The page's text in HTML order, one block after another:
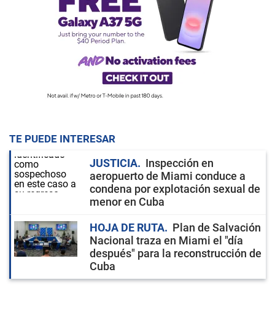
TE PUEDE INTERESAR
JUSTICIA
Inspección en
aeropuerto de Miami conduce a
condena por explotación sexual de
menor en Cuba
HOJA DE RUTA
Plan de Salvación
Nacional traza en Miami el "día
después" para la reconstrucción de
Cuba